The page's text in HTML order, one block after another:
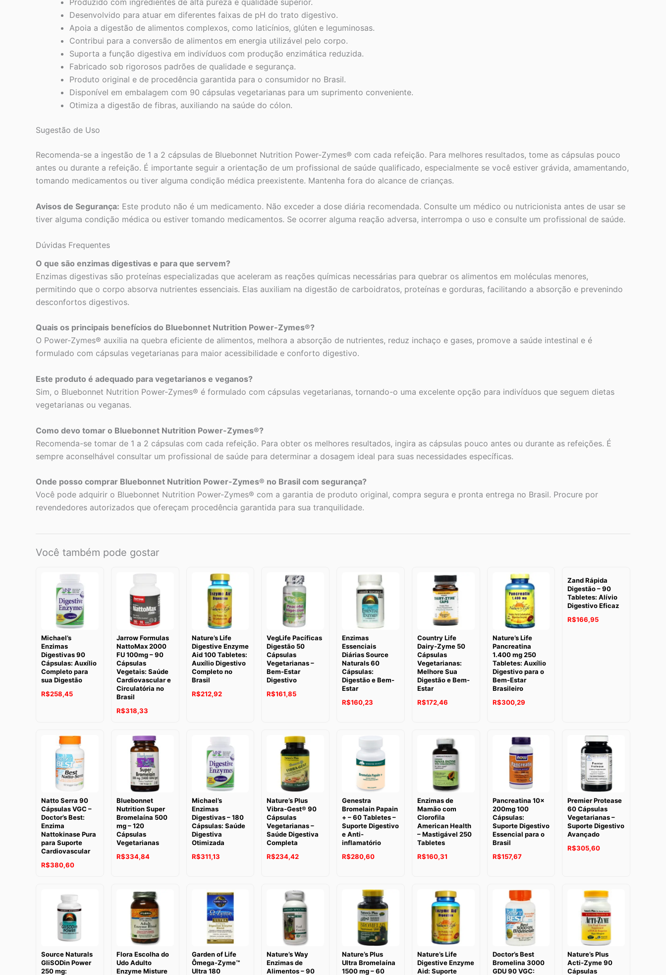
Produzido com ingredientes de alta pureza e qualidade superior.
Desenvolvido para atuar em diferentes faixas de pH do trato digestivo.
Apoia a digestão de alimentos complexos, como laticínios, glúten e leguminosas.
Contribui para a conversão de alimentos em energia utilizável pelo corpo.
Suporta a função digestiva em indivíduos com produção enzimática reduzida.
Fabricado sob rigorosos padrões de qualidade e segurança.
Produto original e de procedência garantida para o consumidor no Brasil.
Disponível em embalagem com 90 cápsulas vegetarianas para um suprimento conveniente.
Otimiza a digestão de fibras, auxiliando na saúde do cólon.
Sugestão de Uso
Recomenda-se a ingestão de 1 a 2 cápsulas de Bluebonnet Nutrition Power-Zymes® com cada refeição. Para melhores resultados, tome as cápsulas pouco
antes ou durante a refeição. É importante seguir a orientação de um profissional de saúde qualificado, especialmente se você estiver grávida, amamentando,
tomando medicamentos ou tiver alguma condição médica preexistente. Mantenha fora do alcance de crianças.
Avisos de Segurança: Este produto não é um medicamento. Não exceder a dose diária recomendada. Consulte um médico ou nutricionista antes de usar se
tiver alguma condição médica ou estiver tomando medicamentos. Se ocorrer alguma reação adversa, interrompa o uso e consulte um profissional de saúde.
Dúvidas Frequentes
O que são enzimas digestivas e para que servem?
Enzimas digestivas são proteínas especializadas que aceleram as reações químicas necessárias para quebrar os alimentos em moléculas menores,
permitindo que o corpo absorva nutrientes essenciais. Elas auxiliam na digestão de carboidratos, proteínas e gorduras, facilitando a absorção e prevenindo
desconfortos digestivos.
Quais os principais benefícios do Bluebonnet Nutrition Power-Zymes®?
O Power-Zymes® auxilia na quebra eficiente de alimentos, melhora a absorção de nutrientes, reduz inchaço e gases, promove a saúde intestinal e é
formulado com cápsulas vegetarianas para maior acessibilidade e conforto digestivo.
Este produto é adequado para vegetarianos e veganos?
Sim, o Bluebonnet Nutrition Power-Zymes® é formulado com cápsulas vegetarianas, tornando-o uma excelente opção para indivíduos que seguem dietas
vegetarianas ou veganas.
Como devo tomar o Bluebonnet Nutrition Power-Zymes®?
Recomenda-se tomar de 1 a 2 cápsulas com cada refeição. Para obter os melhores resultados, ingira as cápsulas pouco antes ou durante as refeições. É
sempre aconselhável consultar um profissional de saúde para determinar a dosagem ideal para suas necessidades específicas.
Onde posso comprar Bluebonnet Nutrition Power-Zymes® no Brasil com segurança?
Você pode adquirir o Bluebonnet Nutrition Power-Zymes® com a garantia de produto original, compra segura e pronta entrega no Brasil. Procure por
revendedores autorizados que ofereçam procedência garantida para sua tranquilidade.
Você também pode gostar
Michael’s
Enzimas
Digestivas 90
Cápsulas: Auxílio
Completo para
sua Digestão
R$258,45
Jarrow Formulas
NattoMax 2000
FU 100mg – 90
Cápsulas
Vegetais: Saúde
Cardiovascular e
Circulatória no
Brasil
R$318,33
Nature’s Life
Digestive Enzyme
Aid 100 Tabletes:
Auxílio Digestivo
Completo no
Brasil
R$212,92
VegLife Pacíficas
Digestão 50
Cápsulas
Vegetarianas –
Bem-Estar
Digestivo
R$161,85
Enzimas
Essenciais
Diárias Source
Naturals 60
Cápsulas:
Digestão e Bem-
Estar
R$160,23
Country Life
Dairy-Zyme 50
Cápsulas
Vegetarianas:
Melhore Sua
Digestão e Bem-
Estar
R$172,46
Nature’s Life
Pancreatina
1.400 mg 250
Tabletes: Auxílio
Digestivo para o
Bem-Estar
Brasileiro
R$300,29
Zand Rápida
Digestão – 90
Tabletes: Alívio
Digestivo Eficaz
R$166,95
Natto Serra 90
Cápsulas VGC –
Doctor’s Best:
Enzima
Nattokinase Pura
para Suporte
Cardiovascular
R$380,60
Bluebonnet
Nutrition Super
Bromelaína 500
mg – 120
Cápsulas
Vegetarianas
R$334,84
Michael’s
Enzimas
Digestivas – 180
Cápsulas: Saúde
Digestiva
Otimizada
R$311,13
Nature’s Plus
Vibra-Gest® 90
Cápsulas
Vegetarianas –
Saúde Digestiva
Completa
R$234,42
Genestra
Bromelain Papain
+ – 60 Tabletes –
Suporte Digestivo
e Anti-
inflamatório
R$280,60
Enzimas de
Mamão com
Clorofila
American Health
– Mastigável 250
Tabletes
R$160,31
Pancreatina 10x
200mg 100
Cápsulas:
Suporte Digestivo
Essencial para o
Brasil
R$157,67
Premier Protease
60 Cápsulas
Vegetarianas –
Suporte Digestivo
Avançado
R$305,60
Source Naturals
GliSODin Power
250 mg:
Flora Escolha do
Udo Adulto
Enzyme Misture
Garden of Life
Ômega-Zyme™
Ultra 180
Nature’s Way
Enzimas de
Alimentos – 90
Nature’s Plus
Ultra Bromelaína
1500 mg – 60
Nature’s Life
Digestive Enzyme
Aid: Suporte
Doctor’s Best
Bromelina 3000
GDU 90 VGC:
Nature’s Plus
Acti-Zyme 90
Cápsulas